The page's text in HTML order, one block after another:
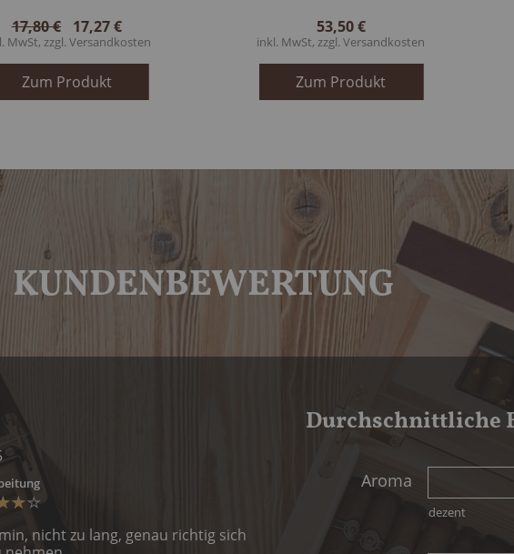
17,27 €
MwSt, zzgl. Versandkosten
17,80 €
Zum Produkt
53,50 €
inkl. MwSt, zzgl.Versandkosten
Zum Produkt
KUNDENBEWERTUNG
nicht zu lang, genau richtig sich
Durchschnittliche
Aroma
dezent